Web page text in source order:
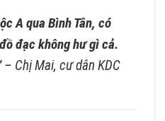
A qua Bình Tân, có
đạc không hư gì cả.
– Chị Mai, cư dân KDC